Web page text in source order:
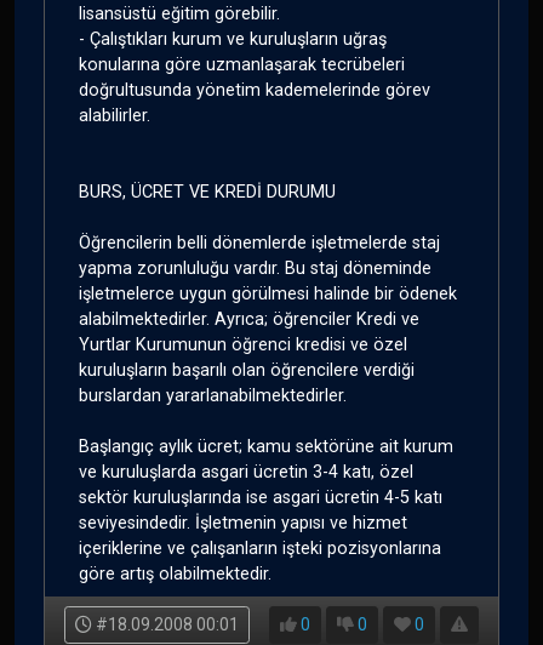
lisansüstü eğitim görebilir.
- Çalıştıkları kurum ve kuruluşların uğraş
konularına göre uzmanlaşarak tecrübeleri
doğrultusunda yönetim kademelerinde görev
alabilirler.
BURS, ÜCRET VE KREDİ DURUMU
Öğrencilerin belli dönemlerde işletmelerde staj
yapma zorunluluğu vardır. Bu staj döneminde
işletmelerce uygun görülmesi halinde bir ödenek
alabilmektedirler. Ayrıca; öğrenciler Kredi ve
Yurtlar Kurumunun öğrenci kredisi ve özel
kuruluşların başarılı olan öğrencilere verdiği
burslardan yararlanabilmektedirler.
Başlangıç aylık ücret; kamu sektörüne ait kurum
ve kuruluşlarda asgari ücretin 3-4 katı, özel
sektör kuruluşlarında ise asgari ücretin 4-5 katı
seviyesindedir. İşletmenin yapısı ve hizmet
içeriklerine ve çalışanların işteki pozisyonlarına
göre artış olabilmektedir.
#18.09.2008 00:01 0 0 0